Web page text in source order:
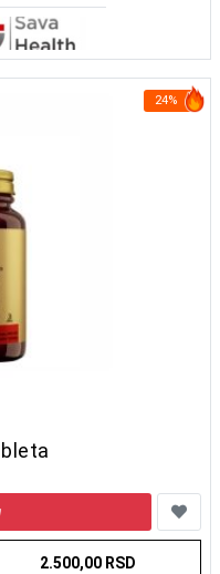
24%
2.500,00 RSD